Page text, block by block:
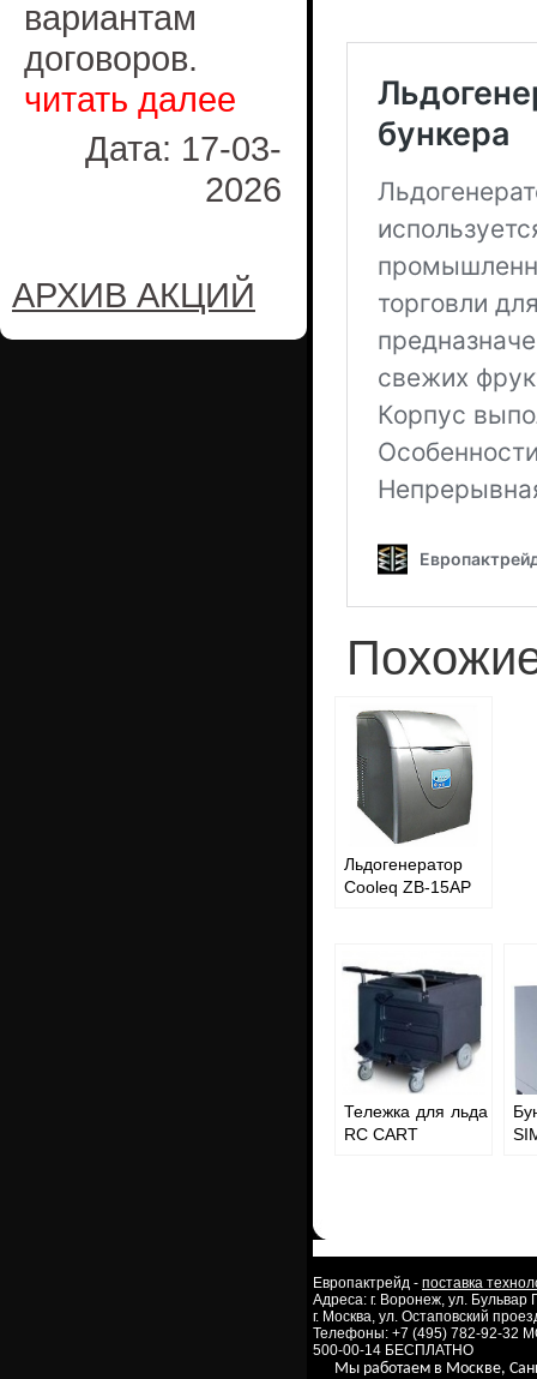
вариантам
договоров.
читать далее
Дата: 17-03-
2026
АРХИВ АКЦИЙ
Льдогенератор
Cooleq ZB-15AP
Тележка для льда
RC CART
Европактрейд - поставка
Адреса: г. Воронеж, ул.
г. Москва, ул. Остаповский
Телефоны: +7 (495) 782-92-32
500-00-14 БЕСПЛАТНО
Мы работаем в Москве,